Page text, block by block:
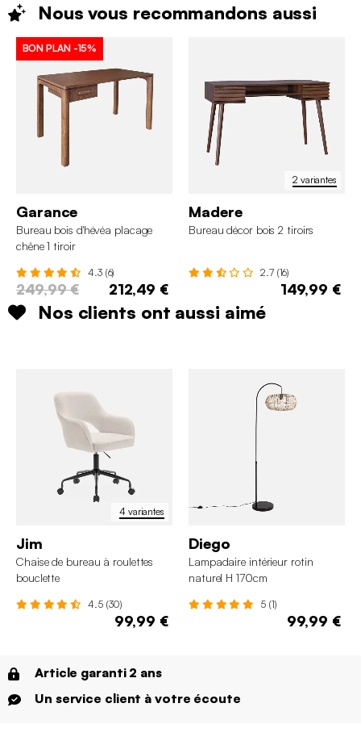
Nous vous recommandons aussi
BON PLAN -15%
Garance
Bureau bois d'hévéa placage
chêne 1 tiroir
4.3 (6)
249,99 € 212,49 €
2 variantes
Madere
Bureau décor bois 2 tiroirs
2.7 (16)
149,99 €
Nos clients ont aussi aimé
4 variantes
Jim
Chaise de bureau à roulettes
bouclette
4.5 (30)
99,99 €
Diego
Lampadaire intérieur rotin
naturel H 170cm
5 (1)
99,99 €
Article garanti 2 ans
Un service client à votre écoute